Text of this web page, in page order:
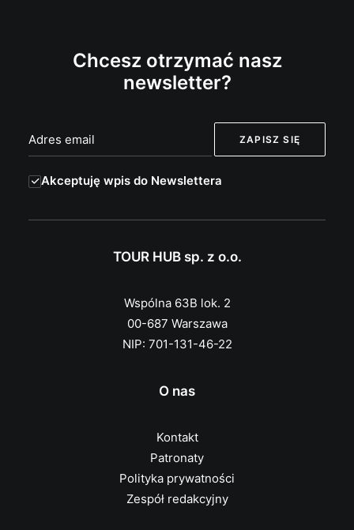
Chcesz otrzymać nasz
newsletter?
Akceptuję wpis do Newslettera
TOUR HUB sp. z o.o.
Wspólna 63B lok. 2
00-687 Warszawa
NIP: 701-131-46-22
O nas
Kontakt
Patronaty
Polityka prywatności
Zespół redakcyjny